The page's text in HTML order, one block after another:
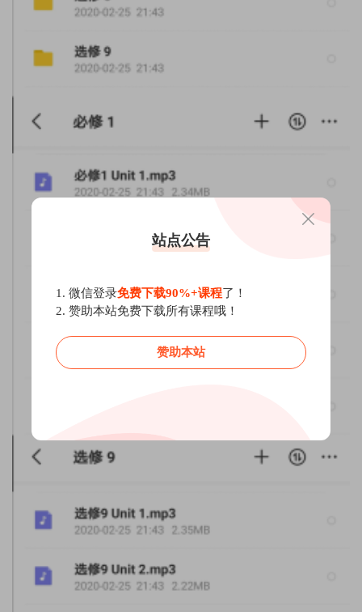
站点公告
1. 微信登录免费下载90%+课程了！
2. 赞助本站免费下载所有课程哦！
赞助本站